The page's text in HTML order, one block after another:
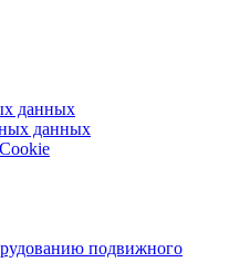
данных
данных
подвижного